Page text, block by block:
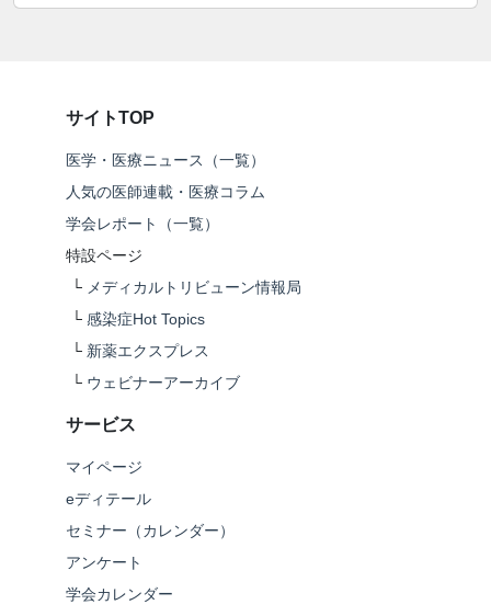
サイトTOP
医学・医療ニュース（一覧）
人気の医師連載・医療コラム
学会レポート（一覧）
特設ページ
└ メディカルトリビューン情報局
└ 感染症Hot Topics
└ 新薬エクスプレス
└ ウェビナーアーカイブ
サービス
マイページ
eディテール
セミナー（カレンダー）
アンケート
学会カレンダー